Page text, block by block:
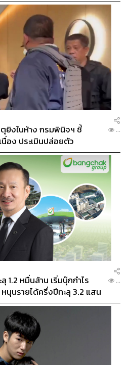
เองเป็นหลัก เป็นเสี้ยวหนึ่งของ
นด้านความฉลาดทางอารมณ์
รื่องการระดมสมองหาเป้า
ะสบความสำเร็จจะต้องทำ
ให้เราไม่สามารถประสบความ
ยวของวุฒิภาวะทางอารมณ์ทั้ง
ช้คำว่า ‘บางส่วน’ ของไลฟ์
าะแครธรินมองว่า NLP
กระบวนการศึกษาภาษา
บบประสาท) ที่นับรวมเป็นหนึ่ง
ป็นเรื่องที่ไม่สามารถพิสูจน์ได้
าสตร์
น (ปริญญาโทด้าน Cognitive
ทยาศาสตร์ในการตัดสินใจ) และ
ความเป็นหลักการทาง
นวิจัยที่มีการรับรองอย่างเป็น
าสตร์ (Scientific Community)
ฤษฎีที่มีการพิสูจน์แล้วมายืนยัน
ได้รับการรับรองตาม
เปรียบเทียบก็คล้ายกับ
มารถพิสูจน์ถึงความถูกต้องของ
ามารถพิสูจน์ความถูกต้องของ
ด้วยหลักทางฟิสิกส์และ
ารและทฤษฎีจะจบออกมาเป็น
ม่ใช่ เพราะเขาอาจจะสอบตก
นคนอื่น ขณะที่โค้ชที่ไม่ได้เรียน
มาไม่ได้ชำนาญด้านทฤษฎี แต่ก็
คนให้ดีขึ้นได้ด้วยการโค้ช”
ยิงในห้าง กรมพินิจฯ ชี้
อง ประเมินปล่อยตัว
...
1.2 หมื่นล้าน เริ่มบุ๊กกำไร
นุนรายได้ครึ่งปีทะลุ 3.2 แสน
...